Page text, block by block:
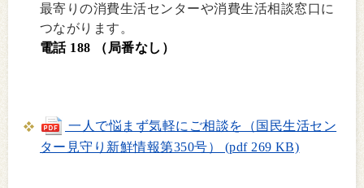
最寄りの消費生活センターや消費生活相談窓口に
つながります。
電話 188 （局番なし）
一人で悩まず気軽にご相談を（国民生活セン
ター見守り新鮮情報第350号） (pdf 269 KB)